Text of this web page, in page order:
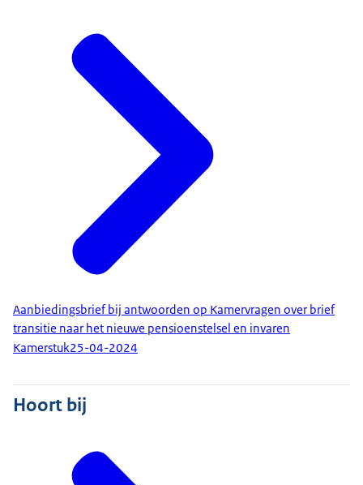
Aanbiedingsbrief bij antwoorden op Kamervragen over brief
transitie naar het nieuwe pensioenstelsel en invaren
Kamerstuk25-04-2024
Hoort bij